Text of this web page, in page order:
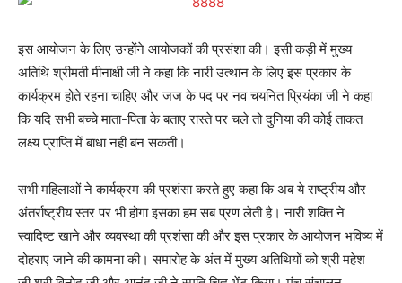
इस आयोजन के लिए उन्होंने आयोजकों की प्रसंशा की। इसी कड़ी में मुख्य
अतिथि श्रीमती मीनाक्षी जी ने कहा कि नारी उत्थान के लिए इस प्रकार के
कार्यक्रम होते रहना चाहिए और जज के पद पर नव चयनित प्रियंका जी ने कहा
कि यदि सभी बच्चे माता-पिता के बताए रास्ते पर चले तो दुनिया की कोई ताकत
लक्ष्य प्राप्ति में बाधा नही बन सकती।
सभी महिलाओं ने कार्यक्रम की प्रशंसा करते हुए कहा कि अब ये राष्ट्रीय और
अंतर्राष्ट्रीय स्तर पर भी होगा इसका हम सब प्रण लेती है। नारी शक्ति ने
स्वादिष्ट खाने और व्यवस्था की प्रशंसा की और इस प्रकार के आयोजन भविष्य में
दोहराए जाने की कामना की। समारोह के अंत में मुख्य अतिथियों को श्री महेश